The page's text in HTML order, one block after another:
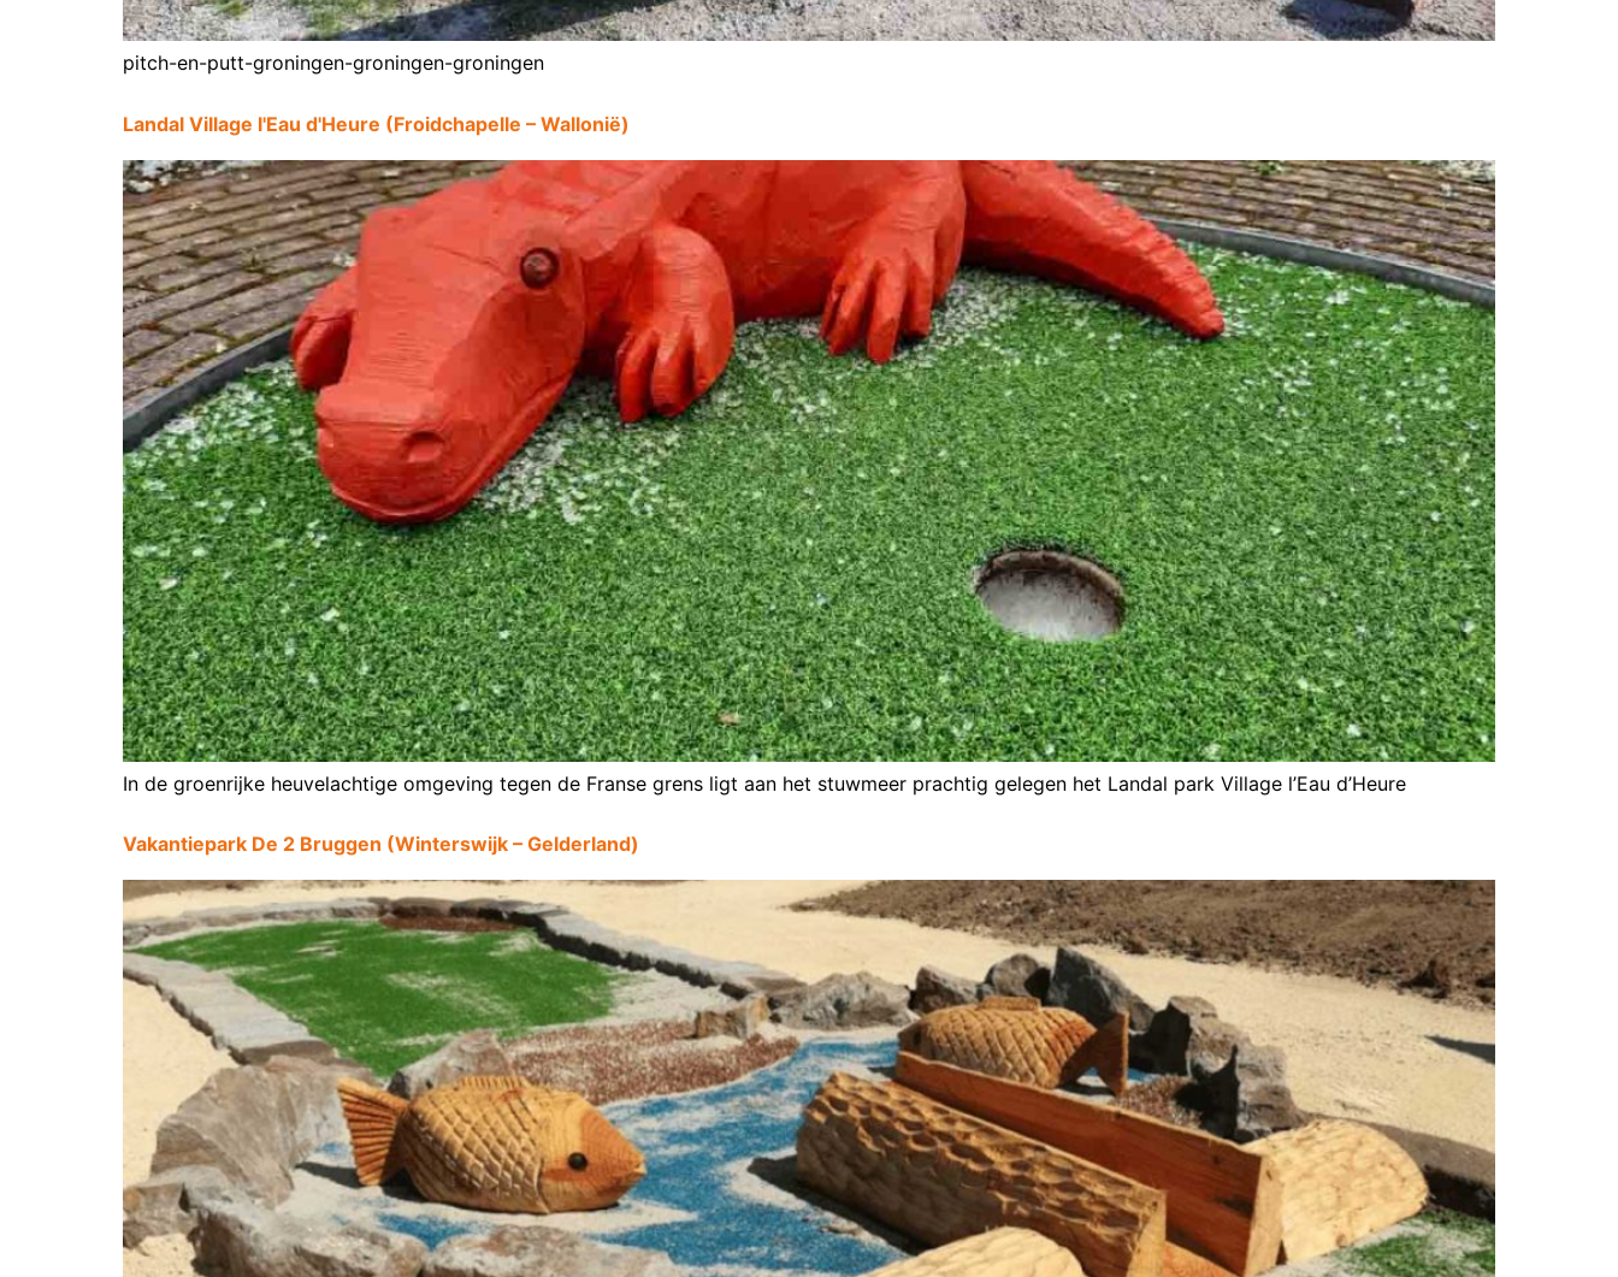
pitch-en-putt-groningen-groningen-groningen
Landal Village l'Eau d'Heure (Froidchapelle – Wallonië)
In de groenrijke heuvelachtige omgeving tegen de Franse grens ligt aan het stuwmeer prachtig gelegen het Landal park Village l’Eau d’Heure
Vakantiepark De 2 Bruggen (Winterswijk – Gelderland)